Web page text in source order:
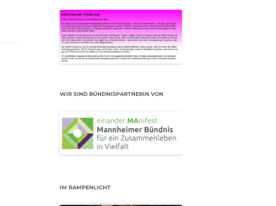
WIR SIND BÜNDNISPARTNERIN VON
IM RAMPENLICHT